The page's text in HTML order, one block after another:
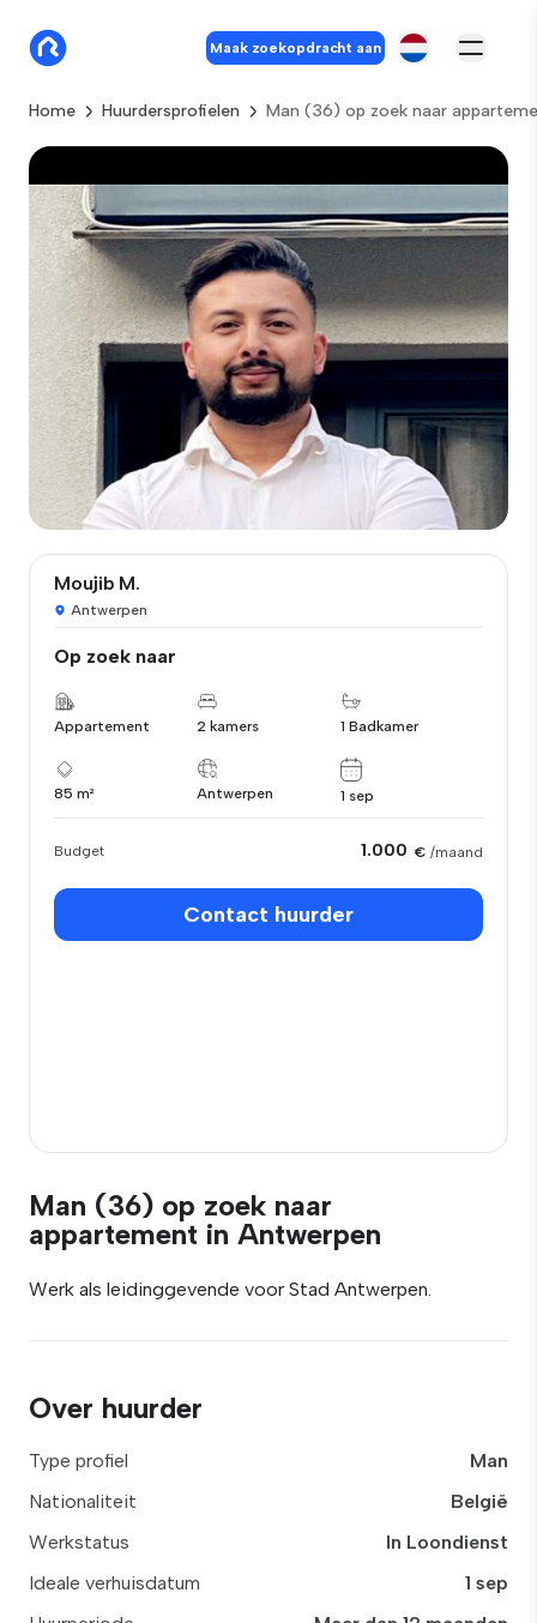
Maak zoekopdracht aan
Home Huurdersprofielen Man (36) op zoek naar
Moujib M.
Antwerpen
Op zoek naar
Appartement 2 kamers 1 Badkamer
85 m² Antwerpen 1 sep
Budget 1.000 € /maand
Contact huurder
Man (36) op zoek naar
appartement in Antwerpen
Werk als leidinggevende voor Stad Antwerpen.
Over huurder
Type profiel
Man
Nationaliteit
België
Werkstatus
In Loondienst
Ideale verhuisdatum
1 sep